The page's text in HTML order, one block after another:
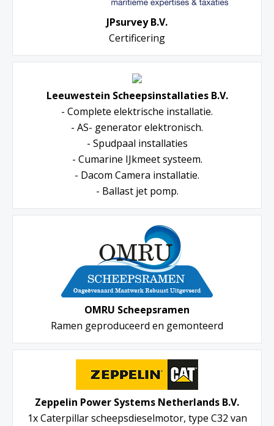
JPsurvey B.V.
Certificering
Leeuwestein Scheepsinstallaties B.V.
- Complete elektrische installatie.
- AS- generator elektronisch.
- Spudpaal installaties
- Cumarine IJkmeet systeem.
- Dacom Camera installatie.
- Ballast jet pomp.
OMRU Scheepsramen
Ramen geproduceerd en gemonteerd
Zeppelin Power Systems Netherlands B.V.
1x Caterpillar scheepsdieselmotor, type C32 van